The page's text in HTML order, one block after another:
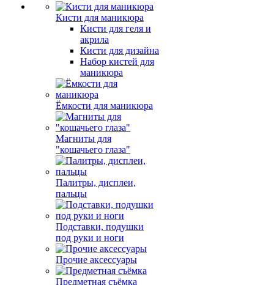
Кисти для маникюра
Кисти для геля и
акрила
Кисти для дизайна
Набор кистей для
маникюра
Ёмкости для маникюра
Магниты для
"кошачьего глаза"
Палитры, дисплеи,
пальцы
Подставки, подушки
под руки и ноги
Прочие аксессуары
Предметная съёмка